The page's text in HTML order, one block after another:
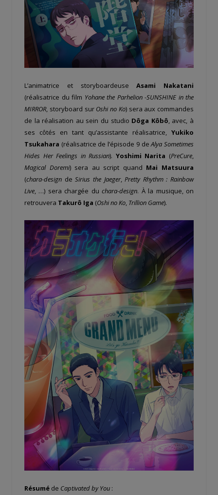
L’animatrice et storyboardeuseAsami Nakatani
(réalisatrice du film Yohane the Parhelion -SUNSHINE in the
MIRROR, storyboard sur Oshi no Ko) sera aux commandes
de la réalisation au sein du studio Dôga Kôbô, avec, à
ses côtés en tant qu’assistante réalisatrice, Yukiko
Tsukahara (réalisatrice de l’épisode 9 deAlya Sometimes
Hides Her Feelings in Russian). Yoshimi Narita (PreCure,
Magical Doremi) sera au script quand Mai Matsuura
(chara-design deSirius the Jaeger,Pretty Rhythm : Rainbow
Live, …) sera chargée duchara-design. À la musique, on
retrouvera Takurô Iga (Oshi no Ko, Trillion Game).
Résumé de Captivated by You :